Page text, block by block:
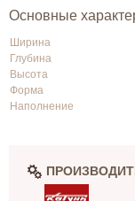
Основные
Ширина
Глубина
Высота
Форма
Наполнение